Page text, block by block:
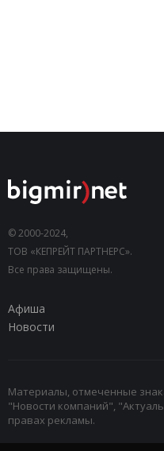
© 2000-2024,
ТОВ «КЕПРЕЙТ ПАРТНЕРС».
Все права защищены.
Афиша
Новости
Материалы, отмеченные
"Новости компаний",
правах рекламы.